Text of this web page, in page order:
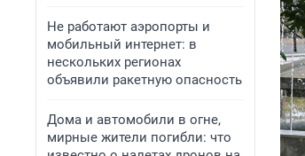
Не работают аэропорты и
мобильный интернет: в
нескольких регионах
объявили ракетную опасность
Дома и автомобили в огне,
мирные жители погибли: что